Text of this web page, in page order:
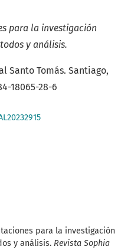
para la investigación
y análisis. Revista Sophia
para la investigación
y análisis.
Santo Tomás. Santiago,
18065-28-6